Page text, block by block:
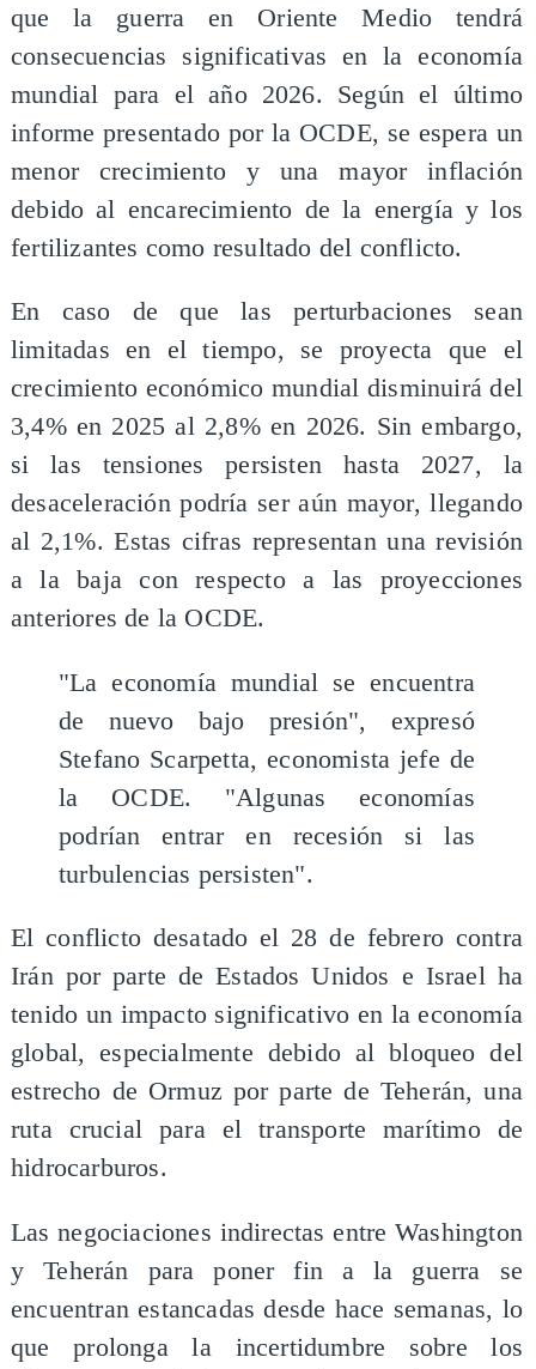
que la guerra en Oriente Medio tendrá
consecuencias significativas en la economía
mundial para el año 2026. Según el último
informe presentado por la OCDE, se espera un
menor crecimiento y una mayor inflación
debido al encarecimiento de la energía y los
fertilizantes como resultado del conflicto.
En caso de que las perturbaciones sean
limitadas en el tiempo, se proyecta que el
crecimiento económico mundial disminuirá del
3,4% en 2025 al 2,8% en 2026. Sin embargo,
si las tensiones persisten hasta 2027, la
desaceleración podría ser aún mayor, llegando
al 2,1%. Estas cifras representan una revisión
a la baja con respecto a las proyecciones
anteriores de la OCDE.
"La economía mundial se encuentra
de nuevo bajo presión", expresó
Stefano Scarpetta, economista jefe de
la OCDE. "Algunas economías
podrían entrar en recesión si las
turbulencias persisten".
El conflicto desatado el 28 de febrero contra
Irán por parte de Estados Unidos e Israel ha
tenido un impacto significativo en la economía
global, especialmente debido al bloqueo del
estrecho de Ormuz por parte de Teherán, una
ruta crucial para el transporte marítimo de
hidrocarburos.
Las negociaciones indirectas entre Washington
y Teherán para poner fin a la guerra se
encuentran estancadas desde hace semanas, lo
que prolonga la incertidumbre sobre los